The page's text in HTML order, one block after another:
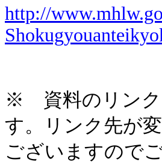
http://
※ 資料のリンク
す。リンク先が
ございますので